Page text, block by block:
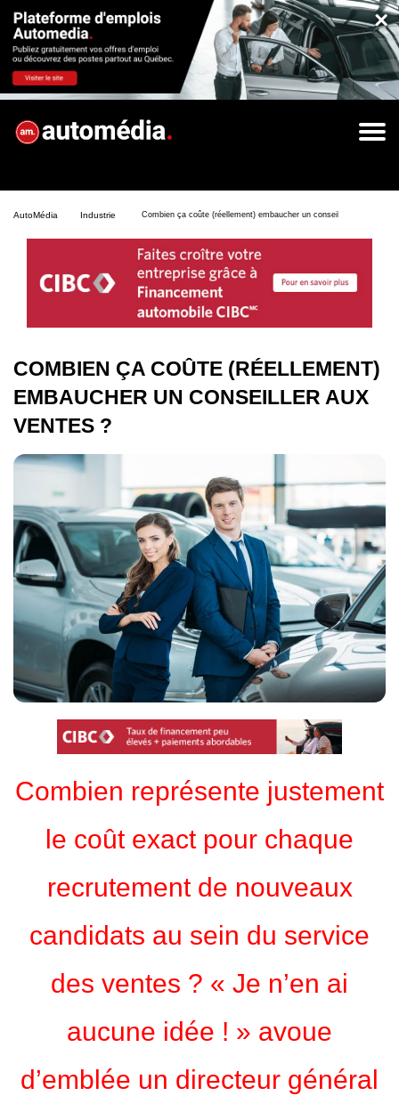
×
AutoMédia Industrie Combien ça coûte (réellement) embaucher un conseiller aux ventes ?
COMBIEN ÇA COÛTE (RÉELLEMENT)
EMBAUCHER UN CONSEILLER AUX
VENTES ?
Combien représente justement
le coût exact pour chaque
recrutement de nouveaux
candidats au sein du service
des ventes ? « Je n’en ai
aucune idée ! » avoue
d’emblée un directeur général